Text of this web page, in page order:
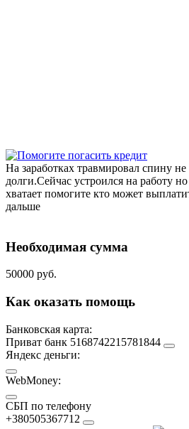
На заработках травмировал спину
долги.Сейчас устроился на работу
хватает помогите кто может
дальше
Необходимая сумма
50000 руб.
Как оказать помощь
Банковская карта:
Приват банк 5168742215781844
Яндекс деньги:
WebMoney:
СБП по телефону
+380505367712